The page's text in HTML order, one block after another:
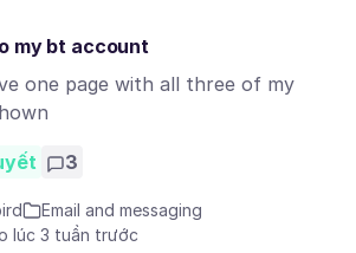
my bt account
one page with all three of my
3
Email and messaging
lúc 3 tuần trước